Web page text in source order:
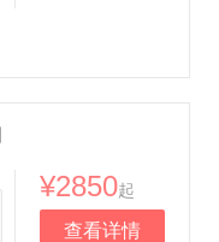
¥2850起
查看详情